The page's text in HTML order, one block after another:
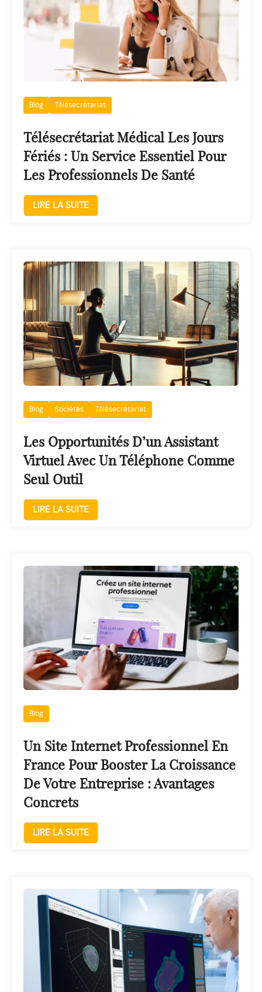
Blog Télésecrétariat
Télésecrétariat Médical Les Jours
Fériés : Un Service Essentiel Pour
Les Professionnels De Santé
LIRE LA SUITE
Blog Sociétés Télésecrétariat
Les Opportunités D’un Assistant
Virtuel Avec Un Téléphone Comme
Seul Outil
LIRE LA SUITE
Blog
Un Site Internet Professionnel En
France Pour Booster La Croissance
De Votre Entreprise : Avantages
Concrets
LIRE LA SUITE